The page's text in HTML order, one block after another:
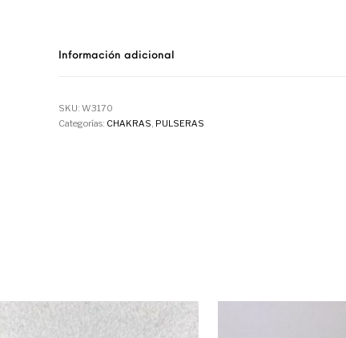
Información adicional
SKU: W3170
Categorías: CHAKRAS PULSERAS